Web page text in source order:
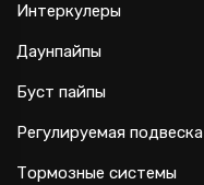
Интеркулеры
Даунпайпы
Буст пайпы
Регулируемая подвеска
Тормозные системы